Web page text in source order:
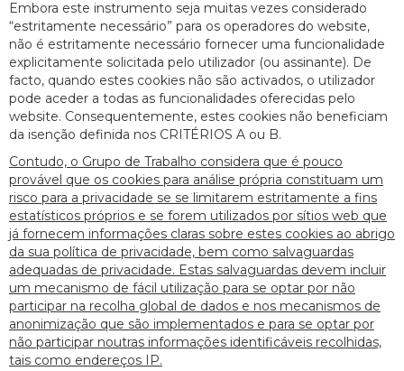
Embora este instrumento seja muitas vezes considerado
“estritamente necessário” para os operadores do website,
não é estritamente necessário fornecer uma funcionalidade
explicitamente solicitada pelo utilizador (ou assinante). De
facto, quando estes cookies não são activados, o utilizador
pode aceder a todas as funcionalidades oferecidas pelo
website. Consequentemente, estes cookies não beneficiam
da isenção definida nos CRITÉRIOS A ou B.
Contudo, o Grupo de Trabalho considera que é pouco
provável que os cookies para análise própria constituam um
risco para a privacidade se se limitarem estritamente a fins
estatísticos próprios e se forem utilizados por sítios web que
já fornecem informações claras sobre estes cookies ao abrigo
da sua política de privacidade, bem como salvaguardas
adequadas de privacidade. Estas salvaguardas devem incluir
um mecanismo de fácil utilização para se optar por não
participar na recolha global de dados e nos mecanismos de
anonimização que são implementados e para se optar por
não participar noutras informações identificáveis recolhidas,
tais como endereços IP.